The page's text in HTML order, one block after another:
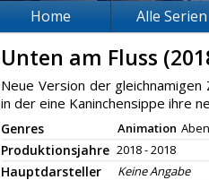
Home Alle Serien
Unten am Fluss
Neue Version der
in der eine Kaninchensippe ihre
Genres Animation
Produktionsjahre 2018 - 2018
Hauptdarsteller Keine Angabe